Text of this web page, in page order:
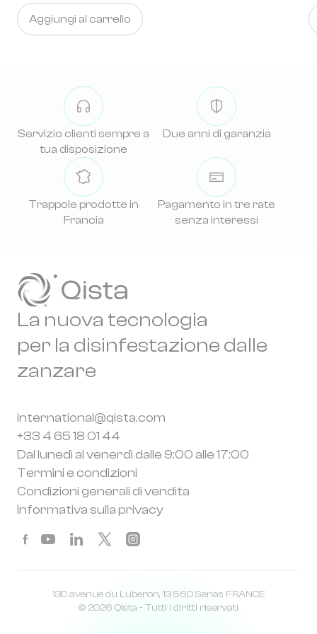
Aggiungi al carrello
Servizio clienti sempre a
tua disposizione
Due anni di garanzia
Trappole prodotte in
Francia
Pagamento in tre rate
senza interessi
La nuova tecnologia
per la disinfestazione dalle
zanzare
international@qista.com
+33 4 65 18 01 44
Dal lunedì al venerdì dalle 9:00 alle 17:00
Termini e condizioni
Condizioni generali di vendita
Informativa sulla privacy
130 avenue du Luberon, 13 560 Senas FRANCE
© 2026 Qista - Tutti i diritti riservati